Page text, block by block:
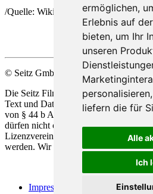
ermöglichen,
Erlebnis auf
bieten, um Ihr
unseren
personalisieren,
liefern die für
Alle
Ich
/Quelle: Wikipedia/
© Seitz GmbH Filmproduktion
Die Seitz Film Produktion behält sich
Text und Data Mining, alsio der
von § 44 b Abs.1 und 2 UrhG
dürfen nicht ohne unsere
Lizenzvereinbarung für die
werden. Wir behalten uns alle Rechte
Impressum